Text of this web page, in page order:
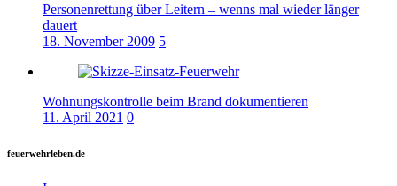
Personenrettung über Leitern – wenns mal wieder länger
dauert
18. November 2009 5
Wohnungskontrolle beim Brand dokumentieren
11. April 2021 0
feuerwehrleben.de